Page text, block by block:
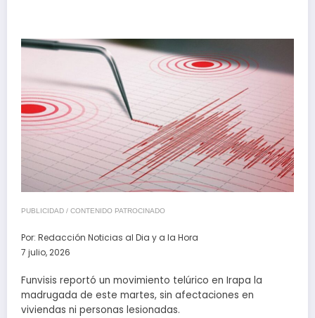
PUBLICIDAD / CONTENIDO PATROCINADO
Por: Redacción Noticias al Dia y a la Hora
7 julio, 2026
Funvisis reportó un movimiento telúrico en Irapa la
madrugada de este martes, sin afectaciones en
viviendas ni personas lesionadas.